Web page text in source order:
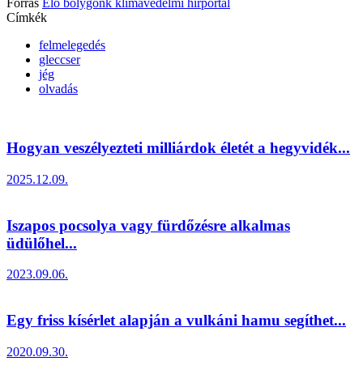
Forrás Élő bolygónk klímavédelmi hírportál
Címkék
felmelegedés
gleccser
jég
olvadás
Hogyan veszélyezteti milliárdok életét a hegyvidék...
2025.12.09.
Iszapos pocsolya vagy fürdőzésre alkalmas
üdülőhel...
2023.09.06.
Egy friss kísérlet alapján a vulkáni hamu segíthet...
2020.09.30.